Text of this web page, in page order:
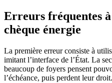
Erreurs fréquentes
chèque énergie
La première erreur consiste à
imitant l’interface de l’État. La
beaucoup de foyers pensent
l’échéance, puis perdent leur droit.